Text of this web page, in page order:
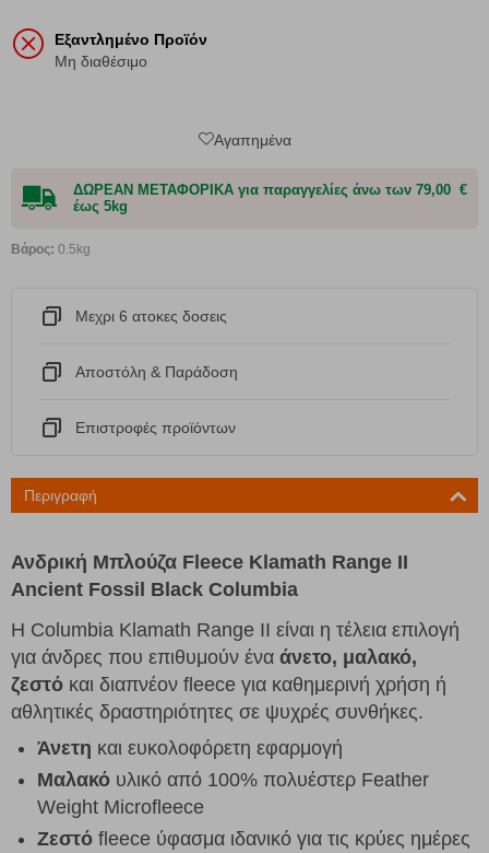
Εξαντλημένο Προϊόν
Μη διαθέσιμο
Αγαπημένα
ΔΩΡΕΑΝ ΜΕΤΑΦΟΡΙΚΑ για παραγγελίες άνω των 79,00 €
έως 5kg
Βάρος: 0.5kg
Μεχρι 6 ατοκες δοσεις
Αποστόλη & Παράδοση
Eπιστροφές προϊόντων
Περιγραφή
Ανδρική Μπλούζα Fleece Klamath Range II
Ancient Fossil Black Columbia
Η Columbia Klamath Range II είναι η τέλεια επιλογή
για άνδρες που επιθυμούν ένα άνετο, μαλακό,
ζεστό και διαπνέον fleece για καθημερινή χρήση ή
αθλητικές δραστηριότητες σε ψυχρές συνθήκες.
Άνετη και ευκολοφόρετη εφαρμογή
Μαλακό υλικό από 100% πολυέστερ Feather
Weight Microfleece
Ζεστό fleece ύφασμα ιδανικό για τις κρύες ημέρες